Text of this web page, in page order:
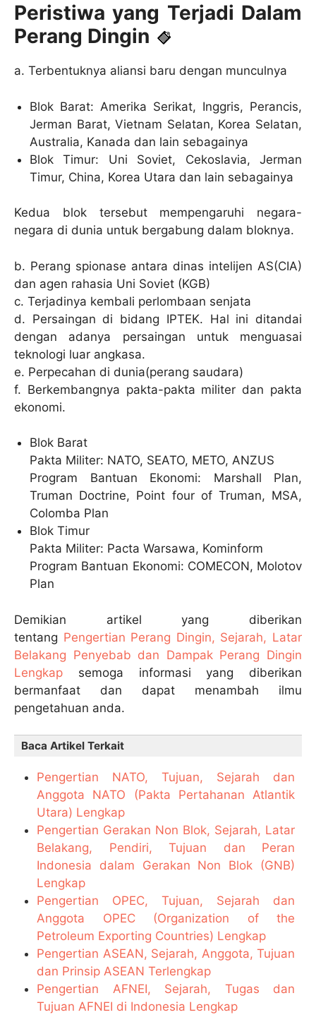
Peristiwa yang Terjadi Dalam
Perang Dingin
a. Terbentuknya aliansi baru dengan munculnya
Blok Barat: Amerika Serikat, Inggris, Perancis,
Jerman Barat, Vietnam Selatan, Korea Selatan,
Australia, Kanada dan lain sebagainya
Blok Timur: Uni Soviet, Cekoslavia, Jerman
Timur, China, Korea Utara dan lain sebagainya
Kedua blok tersebut mempengaruhi negara-
negara di dunia untuk bergabung dalam bloknya.
b. Perang spionase antara dinas intelijen AS(CIA)
dan agen rahasia Uni Soviet (KGB)
c. Terjadinya kembali perlombaan senjata
d. Persaingan di bidang IPTEK. Hal ini ditandai
dengan adanya persaingan untuk menguasai
teknologi luar angkasa.
e. Perpecahan di dunia(perang saudara)
f. Berkembangnya pakta-pakta militer dan pakta
ekonomi.
Blok Barat
Pakta Militer: NATO, SEATO, METO, ANZUS
Program Bantuan Ekonomi: Marshall Plan,
Truman Doctrine, Point four of Truman, MSA,
Colomba Plan
Blok Timur
Pakta Militer: Pacta Warsawa, Kominform
Program Bantuan Ekonomi: COMECON, Molotov
Plan
Demikian artikel yang diberikan
tentang Pengertian Perang Dingin, Sejarah, Latar
Belakang Penyebab dan Dampak Perang Dingin
Lengkap semoga informasi yang diberikan
bermanfaat dan dapat menambah ilmu
pengetahuan anda.
Baca Artikel Terkait
Pengertian NATO, Tujuan, Sejarah dan
Anggota NATO (Pakta Pertahanan Atlantik
Utara) Lengkap
Pengertian Gerakan Non Blok, Sejarah, Latar
Belakang, Pendiri, Tujuan dan Peran
Indonesia dalam Gerakan Non Blok (GNB)
Lengkap
Pengertian OPEC, Tujuan, Sejarah dan
Anggota OPEC (Organization of the
Petroleum Exporting Countries) Lengkap
Pengertian ASEAN, Sejarah, Anggota, Tujuan
dan Prinsip ASEAN Terlengkap
Pengertian AFNEI, Sejarah, Tugas dan
Tujuan AFNEI di Indonesia Lengkap